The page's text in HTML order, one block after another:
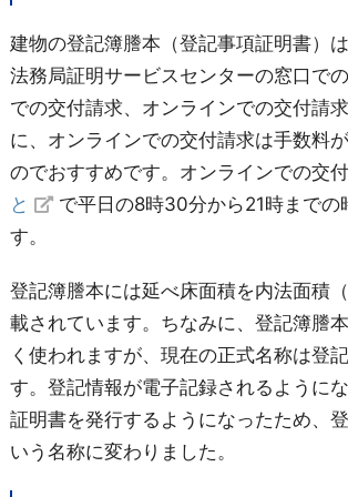
建物の登記簿謄本（登記事項証明書）
法務局証明サービスセンターの窓口で
での交付請求、オンラインでの交付請
に、オンラインでの交付請求は手数料
のでおすすめです。オンラインでの交
と
で平日の8時30分から21時までの
す。
登記簿謄本には延べ床面積を内法面積
載されています。ちなみに、登記簿謄
く使われますが、現在の正式名称は登
す。登記情報が電子記録されるように
証明書を発行するようになったため、
いう名称に変わりました。